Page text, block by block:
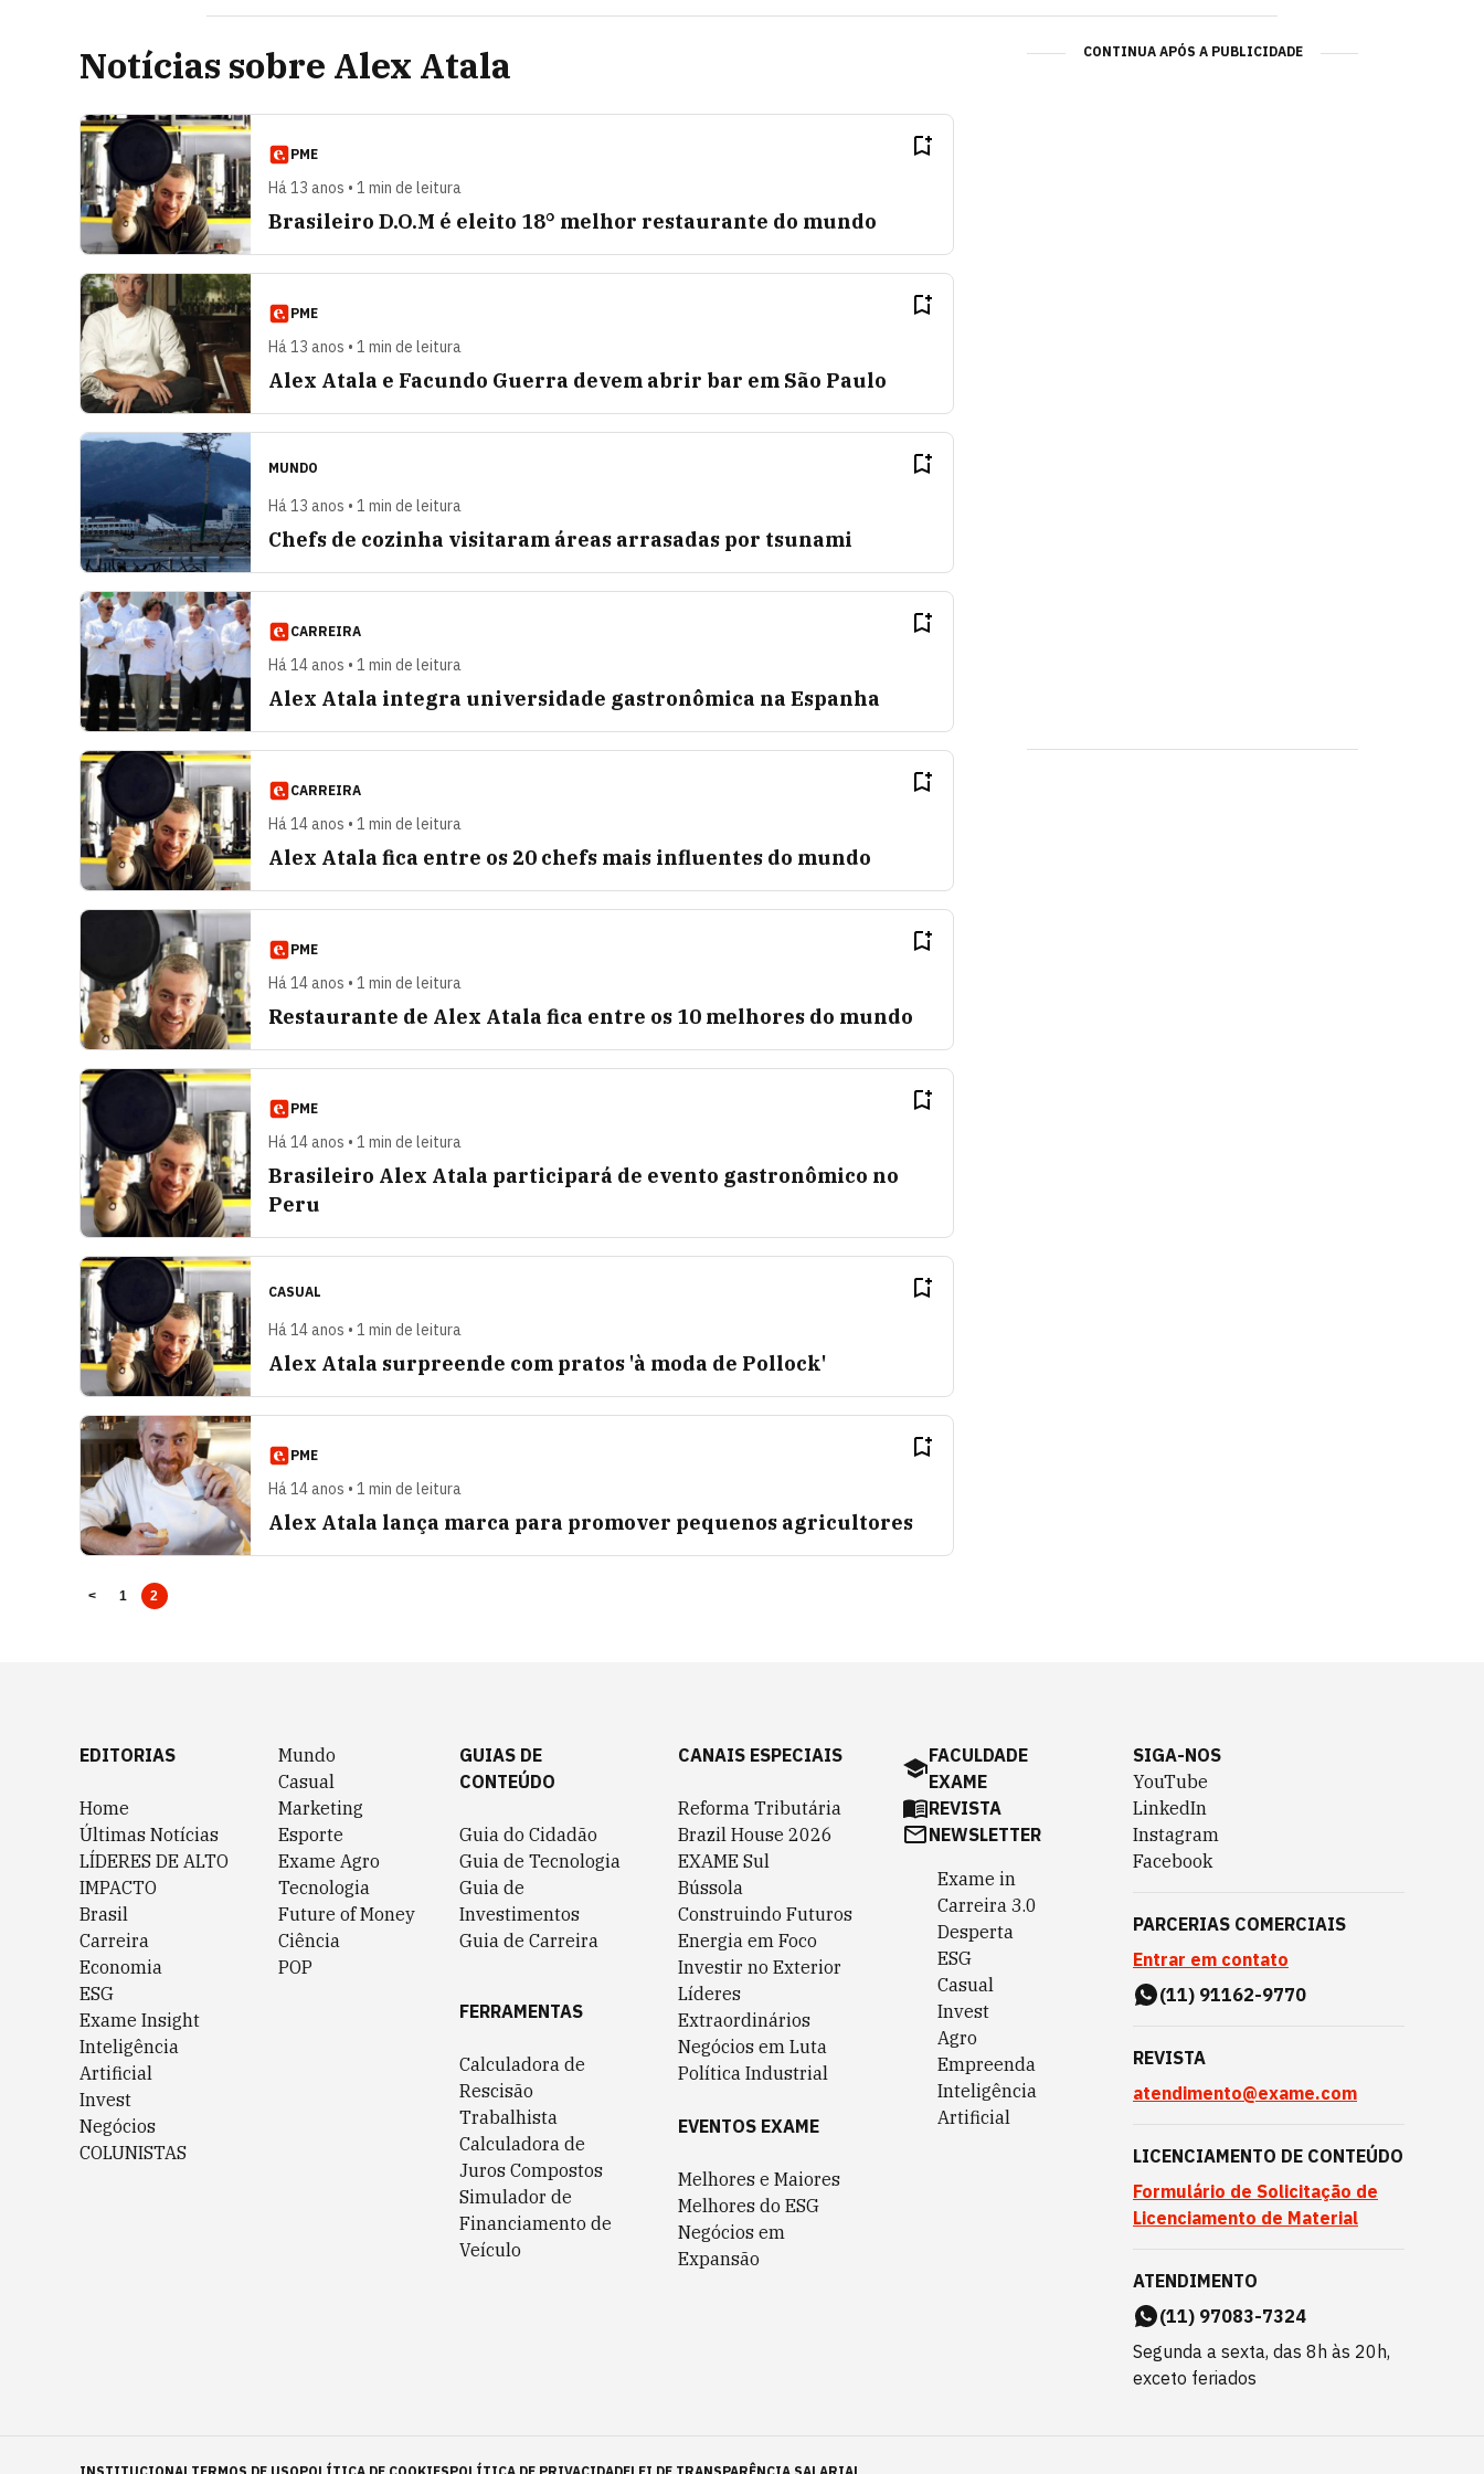
Notícias sobre Alex Atala
PME
Há 13 anos • 1 min de leitura
Brasileiro D.O.M é eleito 18° melhor restaurante do mundo
PME
Há 13 anos • 1 min de leitura
Alex Atala e Facundo Guerra devem abrir bar em São Paulo
MUNDO
Há 13 anos • 1 min de leitura
Chefs de cozinha visitaram áreas arrasadas por tsunami
CARREIRA
Há 14 anos • 1 min de leitura
Alex Atala integra universidade gastronômica na Espanha
CARREIRA
Há 14 anos • 1 min de leitura
Alex Atala fica entre os 20 chefs mais influentes do mundo
PME
Há 14 anos • 1 min de leitura
Restaurante de Alex Atala fica entre os 10 melhores do mundo
PME
Há 14 anos • 1 min de leitura
Brasileiro Alex Atala participará de evento gastronômico no
Peru
CASUAL
Há 14 anos • 1 min de leitura
Alex Atala surpreende com pratos 'à moda de Pollock'
PME
Há 14 anos • 1 min de leitura
Alex Atala lança marca para promover pequenos agricultores
CONTINUA APÓS A PUBLICIDADE
< 1 2
EDITORIAS
Home
Últimas Notícias
LÍDERES DE ALTO
IMPACTO
Brasil
Carreira
Economia
ESG
Exame Insight
Inteligência
Artificial
Invest
Negócios
COLUNISTAS
Mundo
Casual
Marketing
Esporte
Exame Agro
Tecnologia
Future of Money
Ciência
POP
GUIAS DE
CONTEÚDO
Guia do Cidadão
Guia de Tecnologia
Guia de
Investimentos
Guia de Carreira
FERRAMENTAS
Calculadora de
Rescisão
Trabalhista
Calculadora de
Juros Compostos
Simulador de
Financiamento de
Veículo
CANAIS ESPECIAIS
Reforma Tributária
Brazil House 2026
EXAME Sul
Bússola
Construindo Futuros
Energia em Foco
Investir no Exterior
Líderes
Extraordinários
Negócios em Luta
Política Industrial
EVENTOS EXAME
Melhores e Maiores
Melhores do ESG
Negócios em
Expansão
FACULDADE
EXAME
REVISTA
NEWSLETTER
Exame in
Carreira 3.0
Desperta
ESG
Casual
Invest
Agro
Empreenda
Inteligência
Artificial
SIGA-NOS
YouTube
LinkedIn
Instagram
Facebook
PARCERIAS COMERCIAIS
Entrar em contato
(11) 91162-9770
REVISTA
atendimento@exame.com
LICENCIAMENTO DE CONTEÚDO
Formulário de Solicitação de
Licenciamento de Material
ATENDIMENTO
(11) 97083-7324
Segunda a sexta, das 8h às 20h,
exceto feriados